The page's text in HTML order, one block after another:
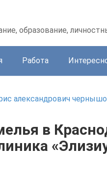
образование,
Работа
александрович
в